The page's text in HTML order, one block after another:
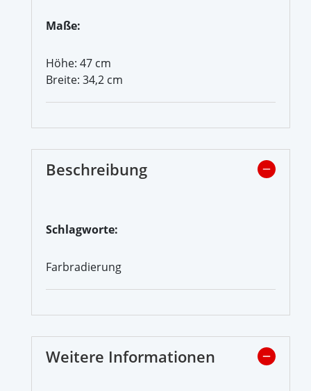
Maße:
Höhe: 47 cm
Breite: 34,2 cm
Beschreibung
Schlagworte:
Farbradierung
Weitere Informationen